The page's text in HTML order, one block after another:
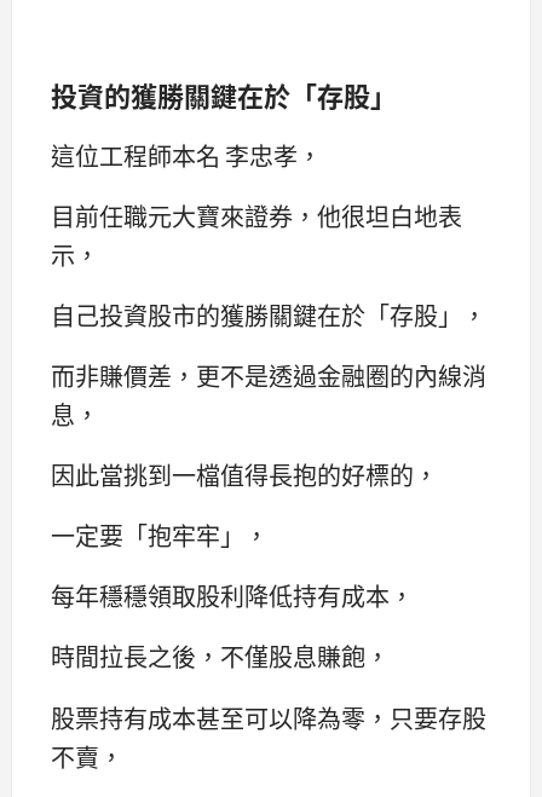
投資的獲勝關鍵在於「存股」
這位工程師本名 李忠孝，
目前任職元大寶來證券，他很坦白地表
示，
自己投資股市的獲勝關鍵在於「存股」，
而非賺價差，更不是透過金融圈的內線消
息，
因此當挑到一檔值得長抱的好標的，
一定要「抱牢牢」，
每年穩穩領取股利降低持有成本，
時間拉長之後，不僅股息賺飽，
股票持有成本甚至可以降為零，只要存股
不賣，